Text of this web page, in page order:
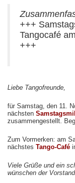
+++
Tangocafé
+++
Liebe Tangofreunde,
für Samstag, den 11.
nächsten
zusammengestellt.
Zum Vormerken: am
nächstes Tango-Café
Viele Grüße und ein
wünschen der